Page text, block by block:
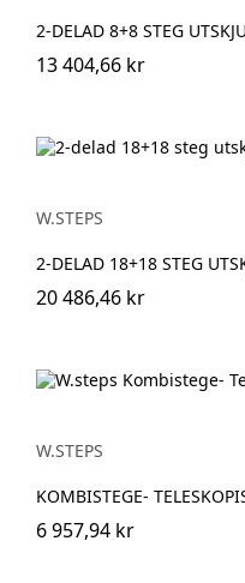
2-DELAD 8+8 STEG
13 404,66 kr
W.STEPS
2-DELAD 18+18 STEG
20 486,46 kr
W.STEPS
KOMBISTEGE-
6 957,94 kr